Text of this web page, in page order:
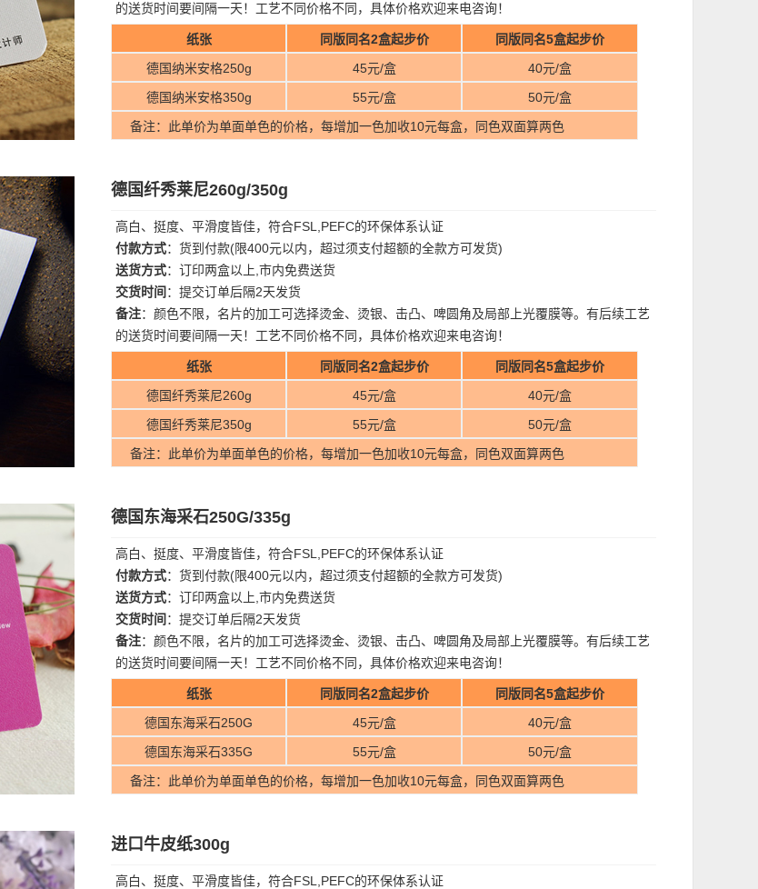
的送货时间要间隔一天！工艺不同价格不同，具体价格欢迎来电咨询！
纸张 同版同名2盒起步价
同版同名5盒起步价
德国纳米安格250g
45元/盒
40元/盒
德国纳米安格350g
55元/盒
50元/盒
备注：此单价为单面单色的价格，每增加一色加收10元每盒，同色双面算两色
德国纤秀莱尼260g/350g
高白、挺度、平滑度皆佳，符合FSL,PEFC的环保体系认证
付款方式：货到付款(限400元以内，超过须支付超额的全款方可发货)
送货方式：订印两盒以上,市内免费送货
交货时间 ：提交订单后隔2天发货
备注：颜色不限，名片的加工可选择烫金、烫银、击凸、啤圆角及局部上光覆膜等。有后续工艺
的送货时间要间隔一天！工艺不同价格不同，具体价格欢迎来电咨询！
纸张 同版同名2盒起步价
同版同名5盒起步价
德国纤秀莱尼260g
45元/盒
40元/盒
德国纤秀莱尼350g
55元/盒
50元/盒
备注：此单价为单面单色的价格，每增加一色加收10元每盒，同色双面算两色
德国东海采石250G/335g
高白、挺度、平滑度皆佳，符合FSL,PEFC的环保体系认证
付款方式：货到付款(限400元以内，超过须支付超额的全款方可发货)
送货方式：订印两盒以上,市内免费送货
交货时间 ：提交订单后隔2天发货
备注：颜色不限，名片的加工可选择烫金、烫银、击凸、啤圆角及局部上光覆膜等。有后续工艺
的送货时间要间隔一天！工艺不同价格不同，具体价格欢迎来电咨询！
纸张 同版同名2盒起步价
同版同名5盒起步价
德国东海采石250G
45元/盒
40元/盒
德国东海采石335G
55元/盒
50元/盒
备注：此单价为单面单色的价格，每增加一色加收10元每盒，同色双面算两色
进口牛皮纸300g
高白、挺度、平滑度皆佳，符合FSL,PEFC的环保体系认证